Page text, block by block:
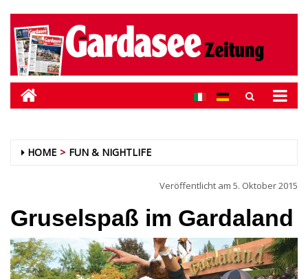
HOME FUN & NIGHTLIFE
Veröffentlicht am 5. Oktober 2015
Gruselspaß im Gardaland